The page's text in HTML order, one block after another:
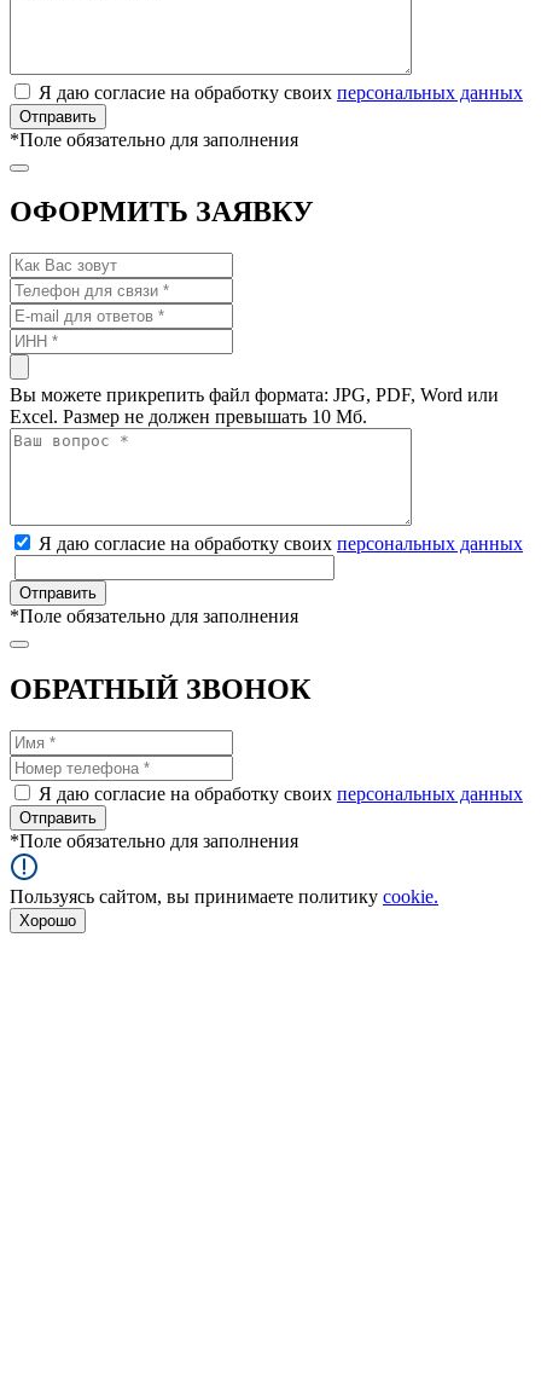
Я даю согласие на обработку своих персональных данных
*Поле обязательно для заполнения
ОФОРМИТЬ ЗАЯВКУ
Вы можете прикрепить файл формата: JPG, PDF, Word или
Excel. Размер не должен превышать 10 Мб.
Я даю согласие на обработку своих персональных данных
*Поле обязательно для заполнения
ОБРАТНЫЙ ЗВОНОК
Я даю согласие на обработку своих персональных данных
*Поле обязательно для заполнения
Пользуясь сайтом, вы принимаете политику cookie.
Хорошо